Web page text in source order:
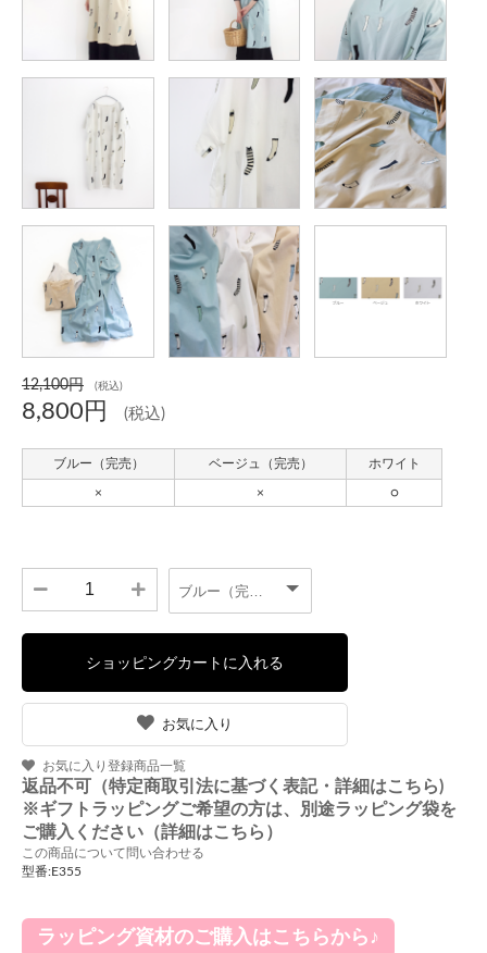
12,100円 (税込)
8,800円 (税込)
お気に入り
お気に入り登録商品一覧
返品不可（特定商取引法に基づく表記・詳細はこちら)
※ギフトラッピングご希望の方は、別途ラッピング袋を
ご購入ください（詳細はこちら）
この商品について問い合わせる
型番:E355
ラッピング資材のご購入はこちらから♪